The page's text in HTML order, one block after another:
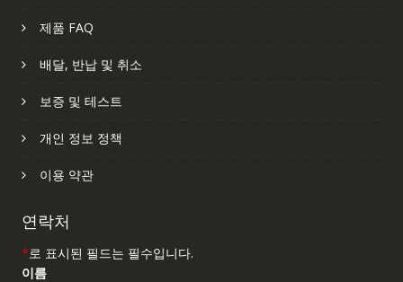
제품 FAQ
배달, 반납 및 취소
보증 및 테스트
개인 정보 정책
이용 약관
연락처
*로 표시된 필드는 필수입니다.
이름